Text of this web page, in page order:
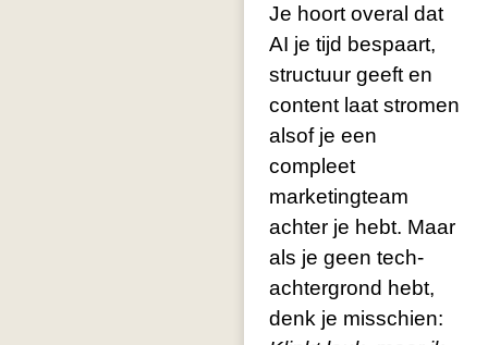
Je hoort overal dat
AI je tijd bespaart,
structuur geeft en
content laat stromen
alsof je een
compleet
marketingteam
achter je hebt. Maar
als je geen tech-
achtergrond hebt,
denk je misschien: